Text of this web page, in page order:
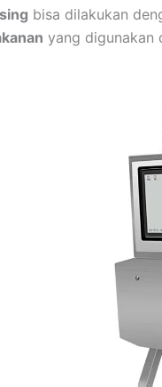
bisa dilakukan
yang digunakan